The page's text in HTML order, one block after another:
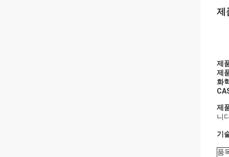
제
제
제
화
제
니
기
품